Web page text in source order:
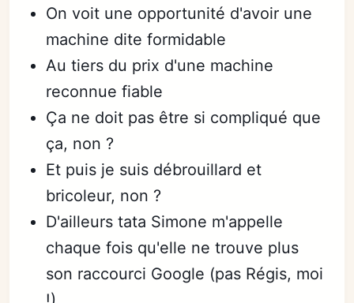
On voit une opportunité d'avoir une
machine dite formidable
Au tiers du prix d'une machine
reconnue fiable
Ça ne doit pas être si compliqué que
ça, non ?
Et puis je suis débrouillard et
bricoleur, non ?
D'ailleurs tata Simone m'appelle
chaque fois qu'elle ne trouve plus
son raccourci Google (pas Régis, moi